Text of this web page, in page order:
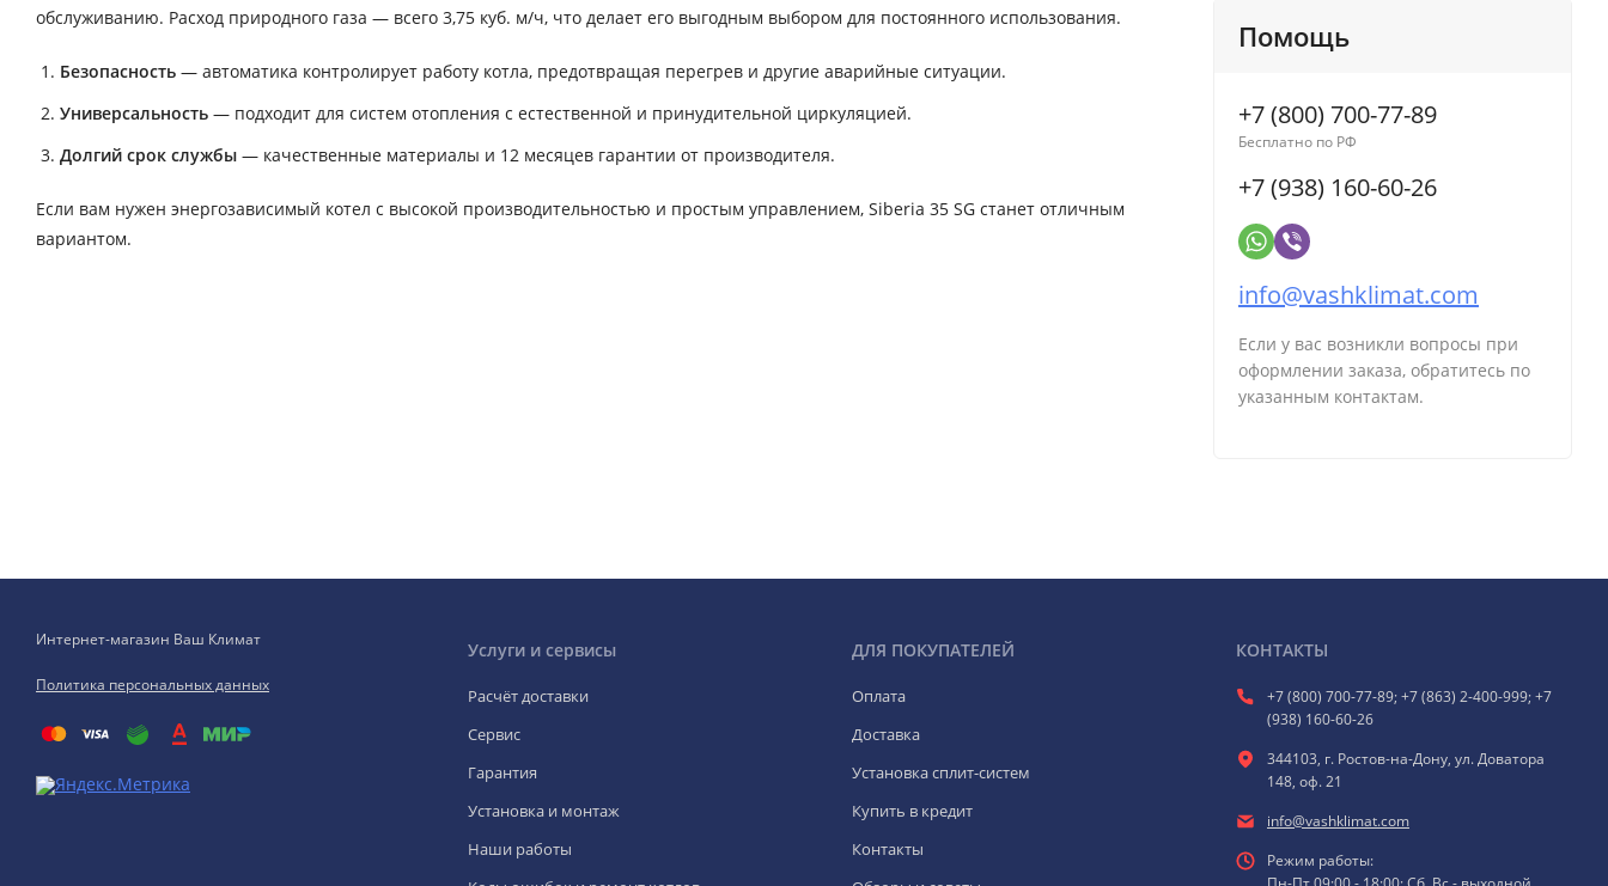
обслуживанию. Расход природного газа — всего 3,75 куб. м/ч, что делает его выгодным выбором для постоянного использования.
Безопасность — автоматика контролирует работу котла, предотвращая перегрев и другие аварийные ситуации.
Универсальность — подходит для систем отопления с естественной и принудительной циркуляцией.
Долгий срок службы — качественные материалы и 12 месяцев гарантии от производителя.
Если вам нужен энергозависимый котел с высокой производительностью и простым управлением, Siberia 35 SG станет отличным
вариантом.
Помощь
+7 (800) 700-77-89
Бесплатно по РФ
+7 (938) 160-60-26
info@vashklimat.com
Если у вас возникли вопросы при
оформлении заказа, обратитесь по
указанным контактам.
Интернет-магазин Ваш Климат
Политика персональных данных
Услуги и сервисы
Расчёт доставки
Сервис
Гарантия
Установка и монтаж
Наши работы
ДЛЯ ПОКУПАТЕЛЕЙ
Оплата
Доставка
Установка сплит-систем
Купить в кредит
Контакты
КОНТАКТЫ
+7 (800) 700-77-89; +7 (863) 2-400-999; +7
(938) 160-60-26
344103, г. Ростов-на-Дону, ул. Доватора
148, оф. 21
info@vashklimat.com
Режим работы: